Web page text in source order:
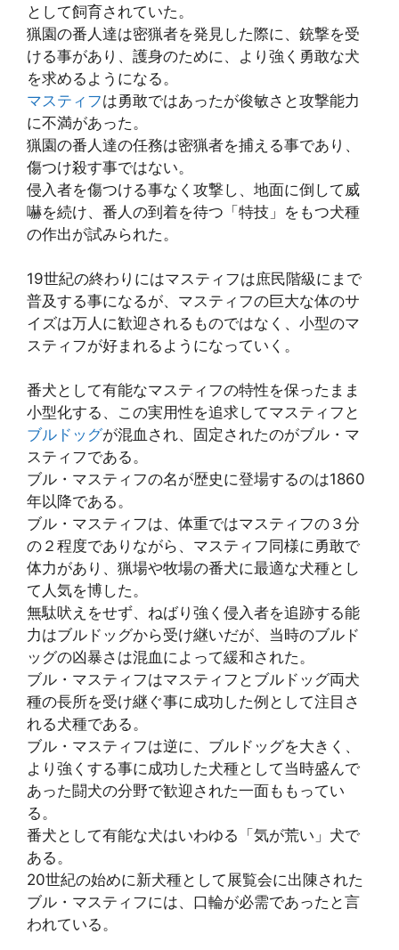
として飼育されていた。
猟園の番人達は密猟者を発見した際に、銃撃を受
ける事があり、護身のために、より強く勇敢な犬
を求めるようになる。
マスティフは勇敢ではあったが俊敏さと攻撃能力
に不満があった。
猟園の番人達の任務は密猟者を捕える事であり、
傷つけ殺す事ではない。
侵入者を傷つける事なく攻撃し、地面に倒して威
嚇を続け、番人の到着を待つ「特技」をもつ犬種
の作出が試みられた。
19世紀の終わりにはマスティフは庶民階級にまで
普及する事になるが、マスティフの巨大な体のサ
イズは万人に歓迎されるものではなく、小型のマ
スティフが好まれるようになっていく。
番犬として有能なマスティフの特性を保ったまま
小型化する、この実用性を追求してマスティフと
ブルドッグが混血され、固定されたのがブル・マ
スティフである。
ブル・マスティフの名が歴史に登場するのは1860
年以降である。
ブル・マスティフは、体重ではマスティフの３分
の２程度でありながら、マスティフ同様に勇敢で
体力があり、猟場や牧場の番犬に最適な犬種とし
て人気を博した。
無駄吠えをせず、ねばり強く侵入者を追跡する能
力はブルドッグから受け継いだが、当時のブルド
ッグの凶暴さは混血によって緩和された。
ブル・マスティフはマスティフとブルドッグ両犬
種の長所を受け継ぐ事に成功した例として注目さ
れる犬種である。
ブル・マスティフは逆に、ブルドッグを大きく、
より強くする事に成功した犬種として当時盛んで
あった闘犬の分野で歓迎された一面ももってい
る。
番犬として有能な犬はいわゆる「気が荒い」犬で
ある。
20世紀の始めに新犬種として展覧会に出陳された
ブル・マスティフには、口輪が必需であったと言
われている。